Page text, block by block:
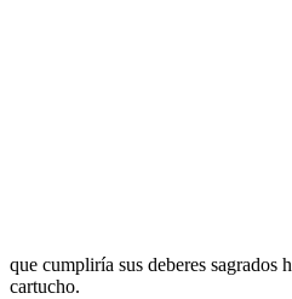
que cumpliría sus deberes sagrados
cartucho.